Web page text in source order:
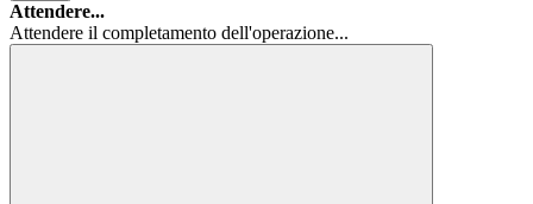
Attendere...
Attendere il completamento dell'operazione...